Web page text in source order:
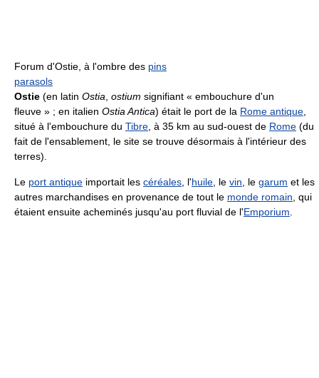
Forum d'Ostie, à l'ombre des pins
parasols
Ostie (en latin Ostia, ostium signifiant « embouchure d'un
fleuve » ; en italien Ostia Antica) était le port de la Rome antique,
situé à l'embouchure du Tibre, à 35 km au sud-ouest de Rome (du
fait de l'ensablement, le site se trouve désormais à l'intérieur des
terres).
Le port antique importait les céréales, l'huile, le vin, le garum et les
autres marchandises en provenance de tout le monde romain, qui
étaient ensuite acheminés jusqu'au port fluvial de l'Emporium.